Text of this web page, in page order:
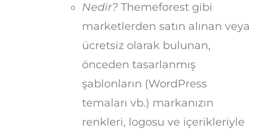
Nedir? Themeforest gibi
marketlerden satın alınan veya
ücretsiz olarak bulunan,
önceden tasarlanmış
şablonların (WordPress
temaları vb.) markanızın
renkleri, logosu ve içerikleriyle